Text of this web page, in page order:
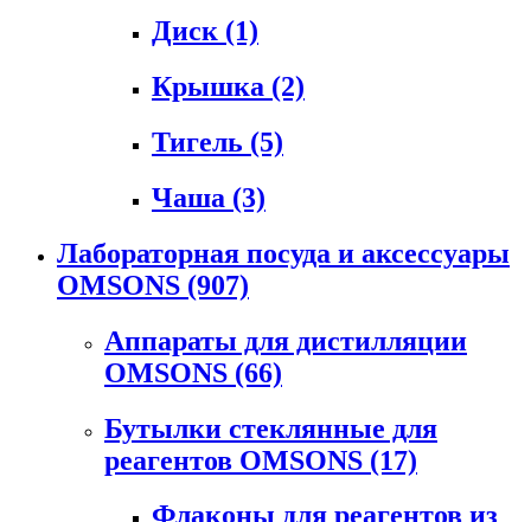
Диск (1)
Крышка (2)
Тигель (5)
Чаша (3)
Лабораторная посуда и аксессуары
OMSONS (907)
Аппараты для дистилляции
OMSONS (66)
Бутылки стеклянные для
реагентов OMSONS (17)
Флаконы для реагентов из